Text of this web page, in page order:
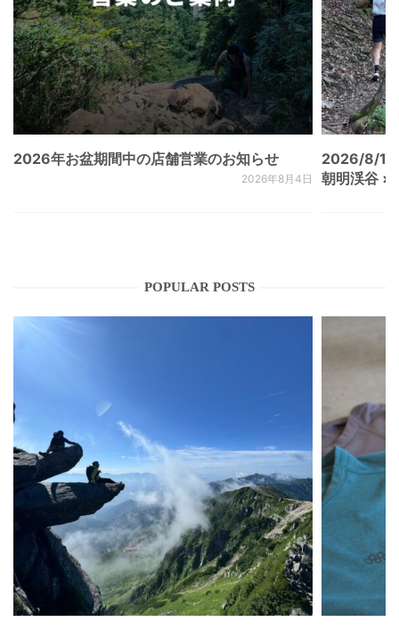
2026年お盆期間中の店舗営業のお知らせ
2026年8月4日
2026/8/
朝明渓谷 ×
POPULAR POSTS